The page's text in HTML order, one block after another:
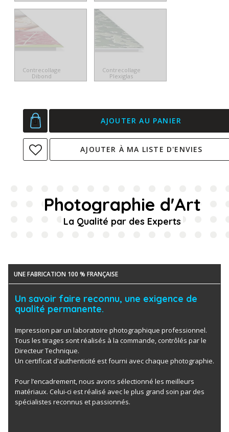
Contrecollage
Dibond
Contrecollage
Plexiglas
AJOUTER AU PANIER
AJOUTER À MA LISTE D'ENVIES
Photographie d'Art
La Qualité par des Experts
UNE FABRICATION 100 % FRANÇAISE
Un savoir faire reconnu, une exigence de
qualité permanente.
Impression par un laboratoire photographique professionnel.
Tous les tirages sont réalisés à la commande, contrôlés par le
Directeur Technique.
Un certificat d'authenticité est fourni avec chaque photographie.
Pour l’encadrement, nous avons sélectionné les meilleurs
matériaux. Celui-ci est réalisé avec le plus grand soin par des
spécialistes reconnus et passionnés.